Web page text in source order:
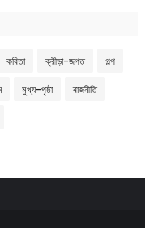
কবিতা ক্রীড়া-জগত গল্প
মুখ্য-পৃষ্ঠা ৰাজনীতি